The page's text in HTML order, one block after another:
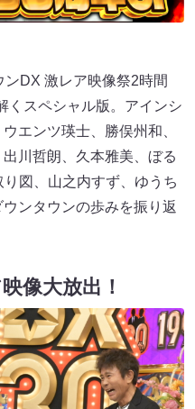
ンDX 激レア映像祭2時間
くスペシャル版。アインシ
エンツ瑛士、勝俣州和、
川哲朗、久本雅美、ぼる
図、山之内すず、ゆうち
ンタウンの歩みを振り返
像大放出！